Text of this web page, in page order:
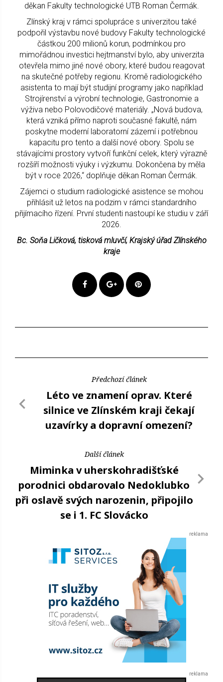
děkan Fakulty technologické UTB Roman Čermák.
Zlínský kraj v rámci spolupráce s univerzitou také
podpořil výstavbu nové budovy Fakulty technologické
částkou 200 milionů korun, podmínkou pro
mimořádnou investici hejtmanství bylo, aby univerzita
otevřela mimo jiné nové obory, které budou reagovat
na skutečné potřeby regionu. Kromě radiologického
asistenta to mají být studijní programy jako například
Strojírenství a výrobní technologie, Gastronomie a
výživa nebo Polovodičové materiály. „Nová budova,
která vzniká přímo naproti současné fakultě, nám
poskytne moderní laboratorní zázemí i potřebnou
kapacitu pro tento a další nové obory. Spolu se
stávajícími prostory vytvoří funkční celek, který výrazně
rozšíří možnosti výuky i výzkumu. Dokončena by měla
být v roce 2026,“ doplňuje děkan Roman Čermák.
Zájemci o studium radiologické asistence se mohou
přihlásit už letos na podzim v rámci standardního
přijímacího řízení. První studenti nastoupí ke studiu v září
2026.
Bc. Soňa Ličková, tisková mluvčí, Krajský úřad Zlínského
kraje
Předchozí článek
Léto ve znamení oprav. Které
silnice ve Zlínském kraji čekají
uzavírky a dopravní omezení?
Další článek
Miminka v uherskohradišťské
porodnici obdarovalo Nedoklubko
při oslavě svých narozenin, připojilo
se i 1. FC Slovácko